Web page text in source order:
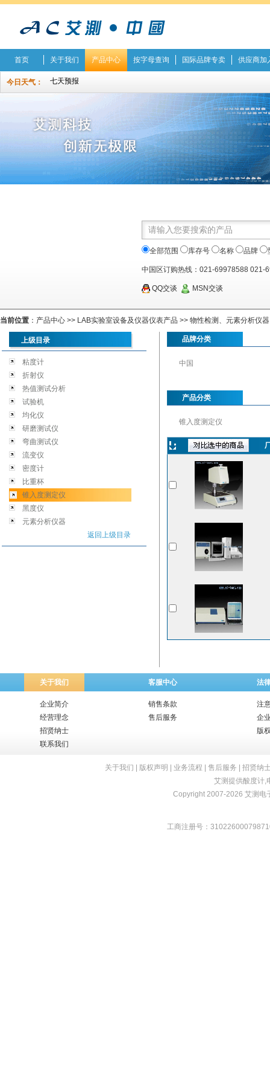
首页 关于我们 产品中心 按字母查询 国际品牌专卖 供应商加
今日天气：
全部范围 库存号 名称 品牌
中国区订购热线：021-69978588 021-
QQ交谈 MSN交谈
当前位置 ： 产品中心 >> LAB实验室设备及仪器仪表产品 >> 物性检测、元素分析仪器
上级目录
粘度计
折射仪
热值测试分析
试验机
均化仪
研磨测试仪
弯曲测试仪
流变仪
密度计
比重杯
锥入度测定仪
黑度仪
元素分析仪器
返回上级目录
品牌分类
中国
产品分类
锥入度测定仪
关于我们 客服中心 法
企业简介
经营理念
招贤纳士
联系我们
销售条款
售后服务
注
企
版
关于我们 版权声明 业务流程 售后服务
招贤纳
艾测提供酸度计,
Copyright 2007-2026 艾测电
工商注册号：